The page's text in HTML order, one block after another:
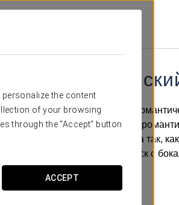
the content
of your browsing
through the "Accept" button
ACCEPT
Если вы планируете
предложение — нашу
вас и вашего партнёра так,
чтобы вы начали отпуск с
Включает: